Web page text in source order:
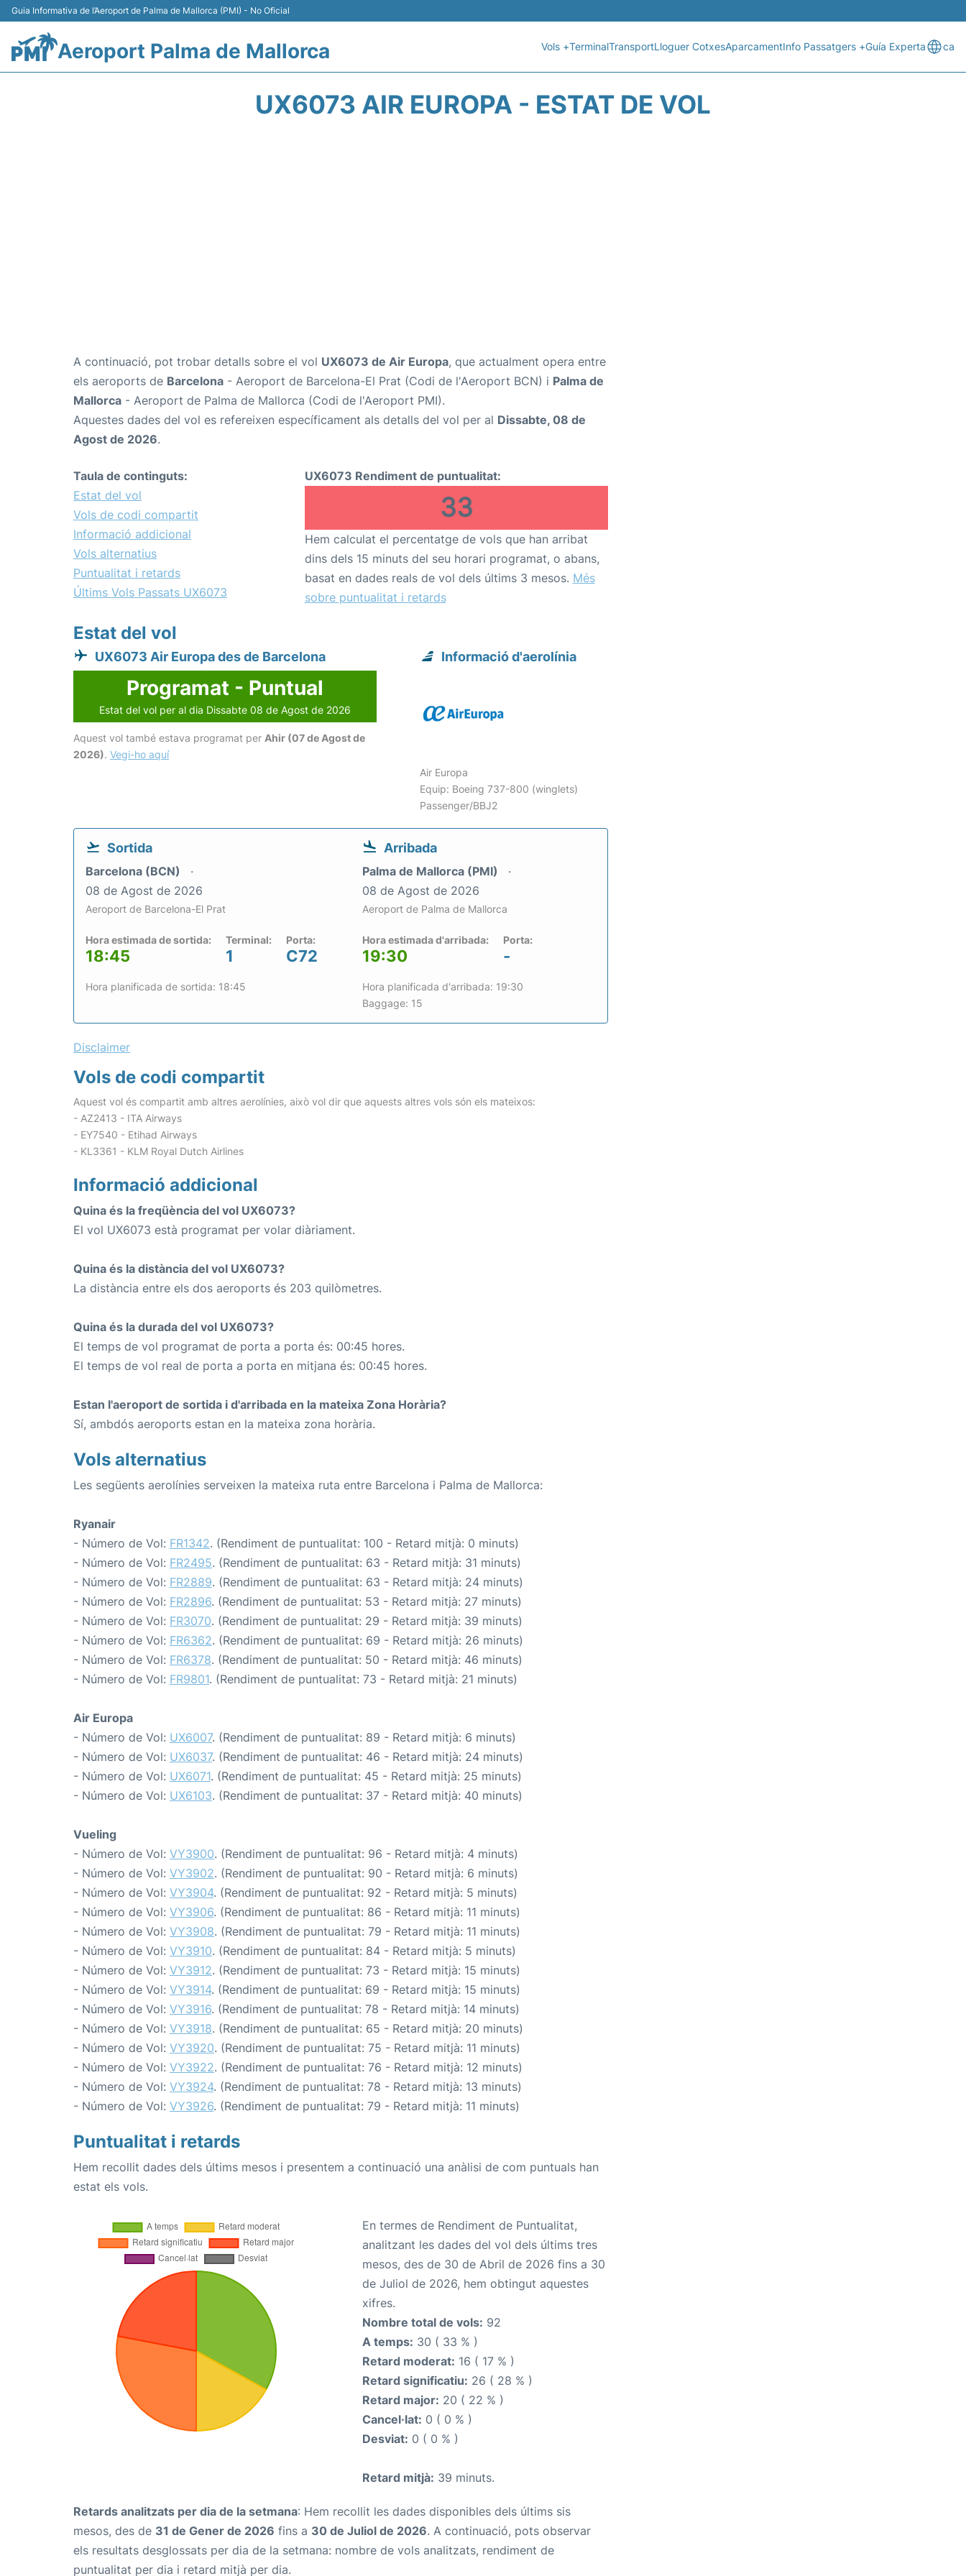
Guia Informativa de l’Aeroport de Palma de Mallorca (PMI) - No Oficial
Aeroport Palma de Mallorca Vols +TerminalTransportLloguer CotxesAparcamentInfo Passatgers +Guía Experta ca
UX6073 AIR EUROPA - ESTAT DE VOL
A continuació, pot trobar detalls sobre el vol UX6073 de Air Europa, que actualment opera entre
els aeroports de Barcelona - Aeroport de Barcelona-El Prat (Codi de l'Aeroport BCN) i Palma de
Mallorca - Aeroport de Palma de Mallorca (Codi de l'Aeroport PMI).
Aquestes dades del vol es refereixen específicament als detalls del vol per al Dissabte, 08 de
Agost de 2026.
Taula de continguts:
Estat del vol
Vols de codi compartit
Informació addicional
Vols alternatius
Puntualitat i retards
Últims Vols Passats UX6073
UX6073 Rendiment de puntualitat:
33
Hem calculat el percentatge de vols que han arribat
dins dels 15 minuts del seu horari programat, o abans,
basat en dades reals de vol dels últims 3 mesos. Més
sobre puntualitat i retards
Estat del vol
UX6073 Air Europa des de Barcelona
Programat - Puntual
Estat del vol per al dia Dissabte 08 de Agost de 2026
Aquest vol també estava programat per Ahir (07 de Agost de
2026). Vegi-ho aquí
Informació d'aerolínia
Air Europa
Equip: Boeing 737-800 (winglets)
Passenger/BBJ2
Sortida
Barcelona (BCN)
08 de Agost de 2026
Aeroport de Barcelona-El Prat
Hora estimada de sortida:
18:45
Terminal:
1
Porta:
C72
Hora planificada de sortida: 18:45
Arribada
Palma de Mallorca (PMI)
08 de Agost de 2026
Aeroport de Palma de Mallorca
Hora estimada d'arribada:
19:30
Porta:
-
Hora planificada d'arribada: 19:30
Baggage: 15
Disclaimer
Vols de codi compartit
Aquest vol és compartit amb altres aerolínies, això vol dir que aquests altres vols són els mateixos:
- AZ2413 - ITA Airways
- EY7540 - Etihad Airways
- KL3361 - KLM Royal Dutch Airlines
Informació addicional
Quina és la freqüència del vol UX6073?
El vol UX6073 està programat per volar diàriament.
Quina és la distància del vol UX6073?
La distància entre els dos aeroports és 203 quilòmetres.
Quina és la durada del vol UX6073?
El temps de vol programat de porta a porta és: 00:45 hores.
El temps de vol real de porta a porta en mitjana és: 00:45 hores.
Estan l'aeroport de sortida i d'arribada en la mateixa Zona Horària?
Sí, ambdós aeroports estan en la mateixa zona horària.
Vols alternatius
Les següents aerolínies serveixen la mateixa ruta entre Barcelona i Palma de Mallorca:
Ryanair
- Número de Vol: FR1342. (Rendiment de puntualitat: 100 - Retard mitjà: 0 minuts)
- Número de Vol: FR2495. (Rendiment de puntualitat: 63 - Retard mitjà: 31 minuts)
- Número de Vol: FR2889. (Rendiment de puntualitat: 63 - Retard mitjà: 24 minuts)
- Número de Vol: FR2896. (Rendiment de puntualitat: 53 - Retard mitjà: 27 minuts)
- Número de Vol: FR3070. (Rendiment de puntualitat: 29 - Retard mitjà: 39 minuts)
- Número de Vol: FR6362. (Rendiment de puntualitat: 69 - Retard mitjà: 26 minuts)
- Número de Vol: FR6378. (Rendiment de puntualitat: 50 - Retard mitjà: 46 minuts)
- Número de Vol: FR9801. (Rendiment de puntualitat: 73 - Retard mitjà: 21 minuts)
Air Europa
- Número de Vol: UX6007. (Rendiment de puntualitat: 89 - Retard mitjà: 6 minuts)
- Número de Vol: UX6037. (Rendiment de puntualitat: 46 - Retard mitjà: 24 minuts)
- Número de Vol: UX6071. (Rendiment de puntualitat: 45 - Retard mitjà: 25 minuts)
- Número de Vol: UX6103. (Rendiment de puntualitat: 37 - Retard mitjà: 40 minuts)
Vueling
- Número de Vol: VY3900. (Rendiment de puntualitat: 96 - Retard mitjà: 4 minuts)
- Número de Vol: VY3902. (Rendiment de puntualitat: 90 - Retard mitjà: 6 minuts)
- Número de Vol: VY3904. (Rendiment de puntualitat: 92 - Retard mitjà: 5 minuts)
- Número de Vol: VY3906. (Rendiment de puntualitat: 86 - Retard mitjà: 11 minuts)
- Número de Vol: VY3908. (Rendiment de puntualitat: 79 - Retard mitjà: 11 minuts)
- Número de Vol: VY3910. (Rendiment de puntualitat: 84 - Retard mitjà: 5 minuts)
- Número de Vol: VY3912. (Rendiment de puntualitat: 73 - Retard mitjà: 15 minuts)
- Número de Vol: VY3914. (Rendiment de puntualitat: 69 - Retard mitjà: 15 minuts)
- Número de Vol: VY3916. (Rendiment de puntualitat: 78 - Retard mitjà: 14 minuts)
- Número de Vol: VY3918. (Rendiment de puntualitat: 65 - Retard mitjà: 20 minuts)
- Número de Vol: VY3920. (Rendiment de puntualitat: 75 - Retard mitjà: 11 minuts)
- Número de Vol: VY3922. (Rendiment de puntualitat: 76 - Retard mitjà: 12 minuts)
- Número de Vol: VY3924. (Rendiment de puntualitat: 78 - Retard mitjà: 13 minuts)
- Número de Vol: VY3926. (Rendiment de puntualitat: 79 - Retard mitjà: 11 minuts)
Puntualitat i retards
Hem recollit dades dels últims mesos i presentem a continuació una anàlisi de com puntuals han
estat els vols.
En termes de Rendiment de Puntualitat,
analitzant les dades del vol dels últims tres
mesos, des de 30 de Abril de 2026 fins a 30
de Juliol de 2026, hem obtingut aquestes
xifres.
Nombre total de vols: 92
A temps: 30 ( 33 % )
Retard moderat: 16 ( 17 % )
Retard significatiu: 26 ( 28 % )
Retard major: 20 ( 22 % )
Cancel·lat: 0 ( 0 % )
Desviat: 0 ( 0 % )
Retard mitjà: 39 minuts.
Retards analitzats per dia de la setmana: Hem recollit les dades disponibles dels últims sis
mesos, des de 31 de Gener de 2026 fins a 30 de Juliol de 2026. A continuació, pots observar
els resultats desglossats per dia de la setmana: nombre de vols analitzats, rendiment de
puntualitat per dia i retard mitjà per dia.